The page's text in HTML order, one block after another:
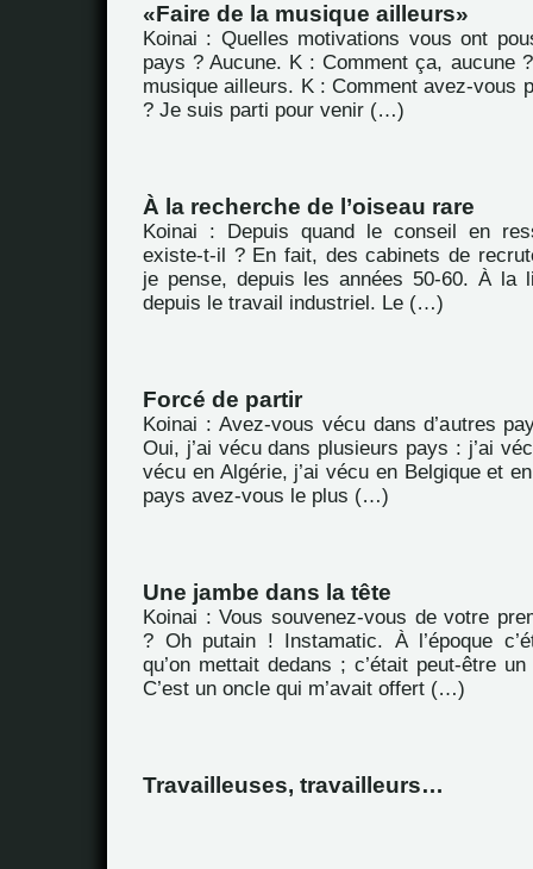
Faire de la musique ailleurs
Koinai : Quelles motivations vous ont
pays ? Aucune. K : Comment ça, aucune
musique ailleurs. K : Comment avez-vous
? Je suis parti pour venir (…)
À la recherche de l’oiseau rare
Koinai : Depuis quand le conseil en
existe-t-il ? En fait, des cabinets de
je pense, depuis les années 50-60. À la
depuis le travail industriel. Le (…)
Forcé de partir
Koinai : Avez-vous vécu dans d’autres
Oui, j’ai vécu dans plusieurs pays : j’ai
vécu en Algérie, j’ai vécu en Belgique et
pays avez-vous le plus (…)
Une jambe dans la tête
Koinai : Vous souvenez-vous de votre
? Oh putain ! Instamatic. À l’époque
qu’on mettait dedans ; c’était peut-être
C’est un oncle qui m’avait offert (…)
Travailleuses, travailleurs…